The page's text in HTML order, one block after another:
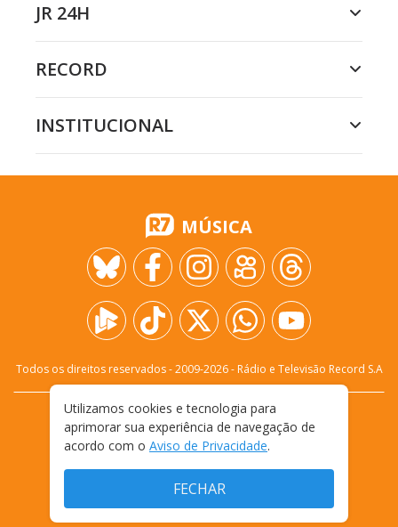
JR 24H
RECORD
INSTITUCIONAL
MÚSICA
Todos os direitos reservados - 2009-2026- Rádio e Televisão Record S.A
FALE CONOSCO
PRIVACIDADE
TERMOS E CONDIÇÕES DE USO
Utilizamos cookies e tecnologia para
aprimorar sua experiência de navegação de
acordo com o Aviso de Privacidade.
FECHAR